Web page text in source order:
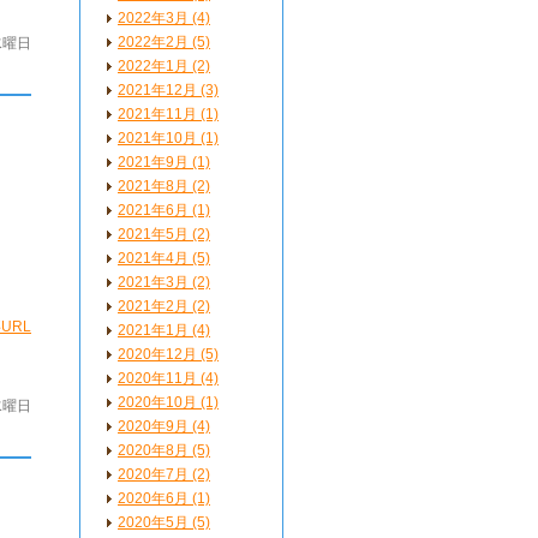
日
日
2022年3月 (4)
2022年2月 (5)
2022年1月 (2)
2021年12月 (3)
2021年11月 (1)
2021年10月 (1)
2021年9月 (1)
2021年8月 (2)
2021年6月 (1)
2021年5月 (2)
2021年4月 (5)
2021年3月 (2)
2021年2月 (2)
2021年1月 (4)
2020年12月 (5)
2020年11月 (4)
2020年10月 (1)
2020年9月 (4)
2020年8月 (5)
2020年7月 (2)
2020年6月 (1)
2020年5月 (5)